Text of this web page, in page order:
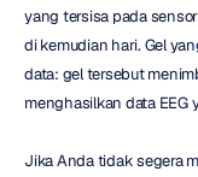
yang tersisa pada
di kemudian hari. Gel
data: gel tersebut
menghasilkan data EEG
Jika Anda tidak segera